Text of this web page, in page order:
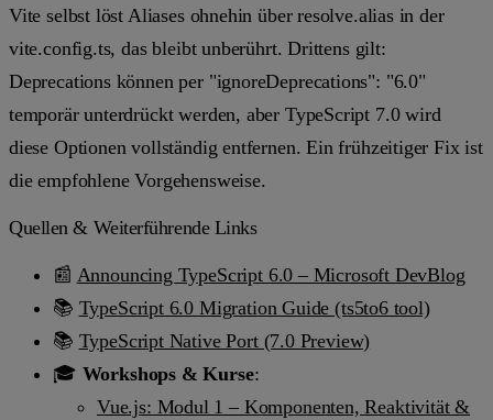
Vite selbst löst Aliases ohnehin überresolve.aliasin der
vite.config.ts, das bleibt unberührt. Drittens gilt:
Deprecations können per "ignoreDeprecations": "6.0"
temporär unterdrückt werden, aber TypeScript 7.0 wird
diese Optionen vollständig entfernen. Ein frühzeitiger Fix ist
die empfohlene Vorgehensweise.
Quellen & Weiterführende Links
📰 Announcing TypeScript 6.0 – Microsoft DevBlog
📚 TypeScript 6.0 Migration Guide (ts5to6 tool)
📚 TypeScript Native Port (7.0 Preview)
🎓 Workshops & Kurse:
Vue.js: Modul 1 – Komponenten, Reaktivität &